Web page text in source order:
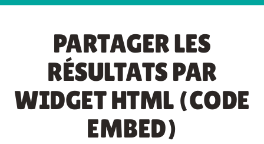
PARTAGER LES
RÉSULTATS PAR
WIDGET HTML (CODE
EMBED)